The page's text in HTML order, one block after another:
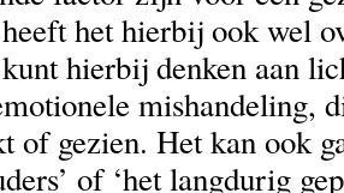
het hierbij ook wel
kunt hierbij denken aan
mishandeling,
of gezien. Het kan ook
of ‘het langdurig